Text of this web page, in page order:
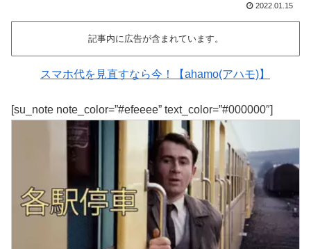
2022.01.15
記事内に広告が含まれています。
スマホ代を見直すなら今！【ahamo(アハモ)】
[su_note note_color=”#efeeee” text_color=”#000000″]